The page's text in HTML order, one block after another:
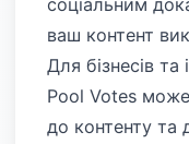
ваш контент
Для бізнесів
Pool Votes
до контенту та